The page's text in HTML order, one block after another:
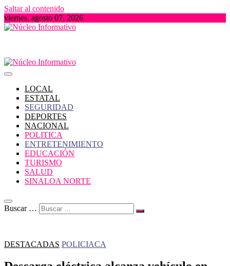
Saltar al contenido
viernes, agosto 07, 2026
LOCAL
ESTATAL
SEGURIDAD
DEPORTES
NACIONAL
POLITICA
ENTRETENIMIENTO
EDUCACIÓN
TURISMO
SALUD
SINALOA NORTE
Buscar …
DESTACADAS POLICIACA